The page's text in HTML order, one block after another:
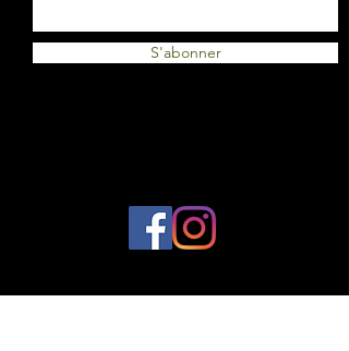
S'abonner